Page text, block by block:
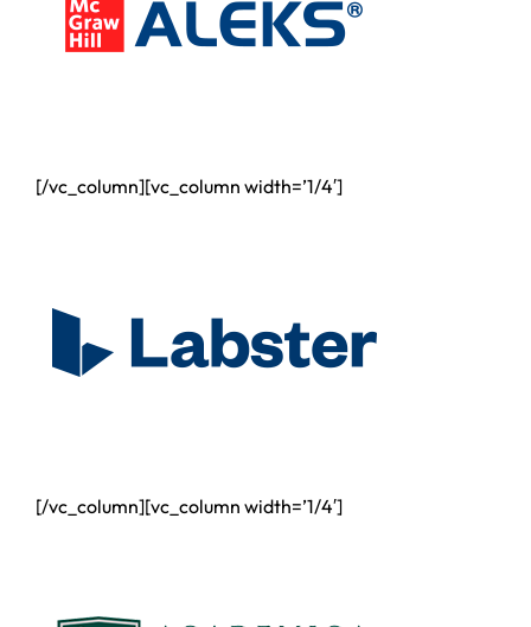
[/vc_column][vc_column width=’1/4′]
[/vc_column][vc_column width=’1/4′]